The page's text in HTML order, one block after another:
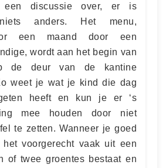
discussie over, er is
anders. Het menu,
een maand door een
wordt aan het begin van
de deur van de kantine
weet je wat je kind die dag
heeft en kun je er ‘s
mee houden door niet
te zetten. Wanneer je goed
voorgerecht vaak uit een
of twee groentes bestaat en